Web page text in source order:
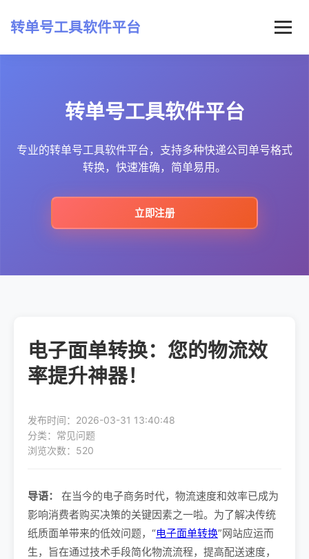
转单号工具软件平台
常见问题
最新资讯
转单号工具软件平台
专业的转单号工具软件平台，支持多种快递公司单号格式
转换，快速准确，简单易用。
立即注册
电子面单转换：您的物流效
率提升神器！
发布时间：2026-03-31 13:40:48
分类：常见问题
浏览次数：520
导语：
在当今的电子商务时代，物流速度和效率已成为
影响消费者购买决策的关键因素之一啦。为了解决传统
纸质面单带来的低效问题，“电子面单转换”网站应运而
生，旨在通过技术手段简化物流流程，提高配送速度，